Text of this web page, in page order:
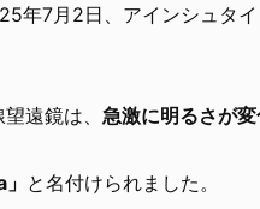
年7月2日、アインシュタ
遠鏡は、 急激に明るさが
と名付けられました。